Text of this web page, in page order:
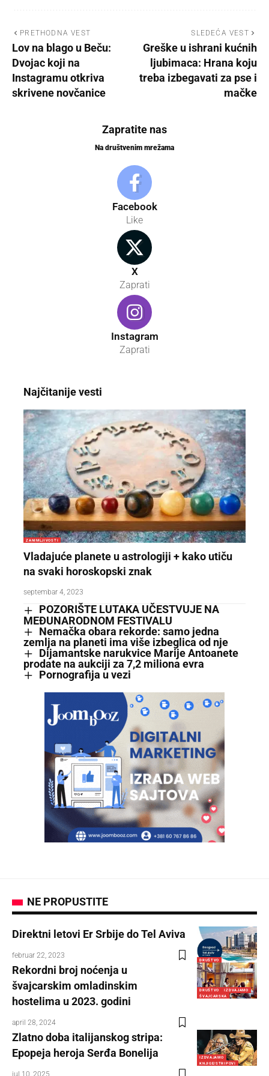
PRETHODNA VEST
Lov na blago u Beču:
Dvojac koji na
Instagramu otkriva
skrivene novčanice
SLEDEĆA VEST
Greške u ishrani kućnih
ljubimaca: Hrana koju
treba izbegavati za pse i
mačke
Zapratite nas
Na društvenim mrežama
Facebook
Like
X
Zaprati
Instagram
Zaprati
Najčitanije vesti
ZANIMLJIVOSTI
Vladajuće planete u astrologiji + kako utiču
na svaki horoskopski znak
septembar 4, 2023
POZORIŠTE LUTAKA UČESTVUJE NA
MEĐUNARODNOM FESTIVALU
Nemačka obara rekorde: samo jedna
zemlja na planeti ima više izbeglica od nje
Dijamantske narukvice Marije Antoanete
prodate na aukciji za 7,2 miliona evra
Pornografija u vezi
NE PROPUSTITE
DRUŠTVO
Direktni letovi Er Srbije do Tel Aviva
februar 22, 2023
DRUŠTVO
IZDVAJAMO
ŠVAJCARSKA
Rekordni broj noćenja u
švajcarskim omladinskim
hostelima u 2023. godini
april 28, 2024
IZDVAJAMO
KNJIGE/STRIPOVI
Zlatno doba italijanskog stripa:
Epopeja heroja Serđa Bonelija